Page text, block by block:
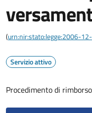
(urn:nir:stato:legge:2006-
Servizio attivo
Procedimento di